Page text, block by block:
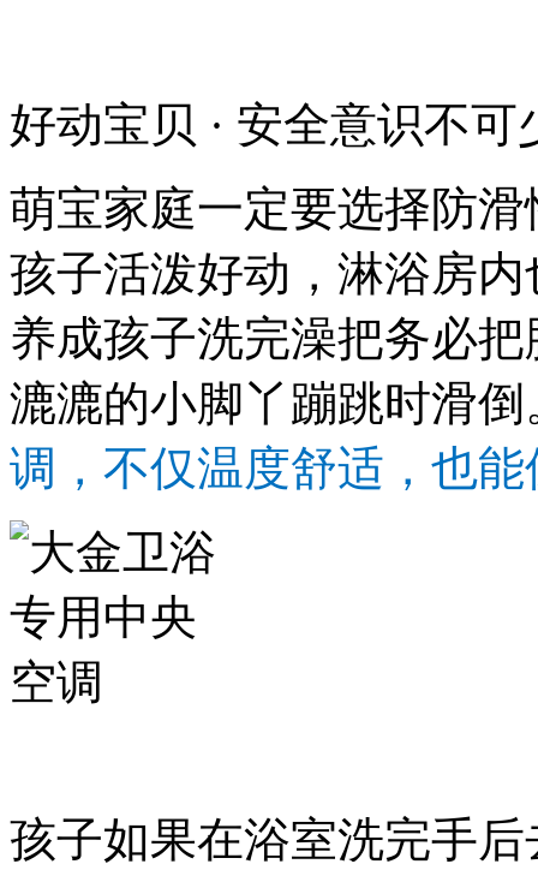
好动宝贝 · 安全意识不可
萌宝家庭一定要选择防
孩子活泼好动，淋浴房
养成孩子洗完澡把务必
漉漉的小脚丫蹦跳时滑倒
调，不仅温度舒适，也
孩子如果在浴室洗完手